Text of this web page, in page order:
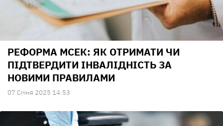
РЕФОРМА МСЕК: ЯК ОТРИМАТИ ЧИ
ПІДТВЕРДИТИ ІНВАЛІДНІСТЬ ЗА
НОВИМИ ПРАВИЛАМИ
07 Сiчня 2025 14:53